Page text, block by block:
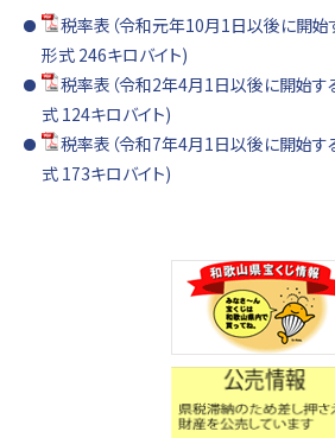
税率表（令和元年10月1日以後に開始
形式 246キロバイト)
税率表（令和2年4月1日以後に開始す
式 124キロバイト)
税率表（令和7年4月1日以後に開始す
式 173キロバイト)